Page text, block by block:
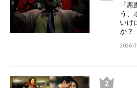
『
う、
いけ
か？